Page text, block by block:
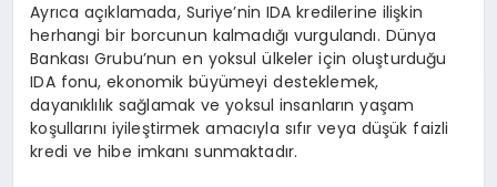
Ayrıca açıklamada, Suriye’nin IDA kredilerine ilişkin
herhangi bir borcunun kalmadığı vurgulandı. Dünya
Bankası Grubu’nun en yoksul ülkeler için oluşturduğu
IDA fonu, ekonomik büyümeyi desteklemek,
dayanıklılık sağlamak ve yoksul insanların yaşam
koşullarını iyileştirmek amacıyla sıfır veya düşük faizli
kredi ve hibe imkanı sunmaktadır.